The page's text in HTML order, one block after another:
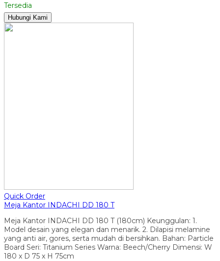
Tersedia
Hubungi Kami
Quick Order
Meja Kantor INDACHI DD 180 T
Meja Kantor INDACHI DD 180 T (180cm) Keunggulan: 1.
Model desain yang elegan dan menarik. 2. Dilapisi melamine
yang anti air, gores, serta mudah di bersihkan. Bahan: Particle
Board Seri: Titanium Series Warna: Beech/Cherry Dimensi: W
180 x D 75 x H 75cm